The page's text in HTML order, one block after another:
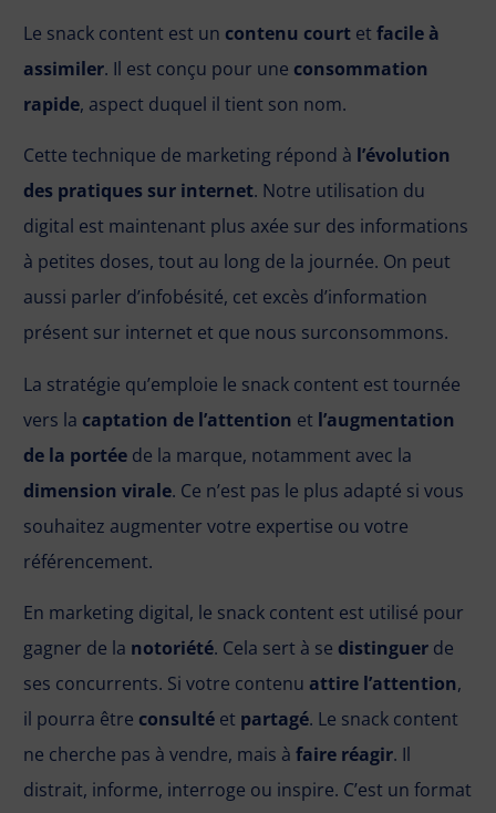
Le snack content est un contenu court et facile à
assimiler. Il est conçu pour une consommation
rapide, aspect duquel il tient son nom.
Cette technique de marketing répond à l’évolution
des pratiques sur internet. Notre utilisation du
digital est maintenant plus axée sur des informations
à petites doses, tout au long de la journée. On peut
aussi parler d’infobésité, cet excès d’information
présent sur internet et que nous surconsommons.
La stratégie qu’emploie le snack content est tournée
vers la captation de l’attention et l’augmentation
de la portée de la marque, notamment avec la
dimension virale. Ce n’est pas le plus adapté si vous
souhaitez augmenter votre expertise ou votre
référencement.
En marketing digital, le snack content est utilisé pour
gagner de la notoriété. Cela sert à se distinguer de
ses concurrents. Si votre contenu attire l’attention,
il pourra être consulté et partagé. Le snack content
ne cherche pas à vendre, mais à faire réagir. Il
distrait, informe, interroge ou inspire. C’est un format